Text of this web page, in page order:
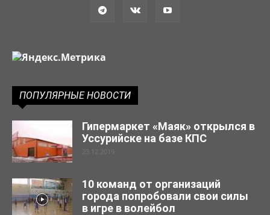
ПОПУЛЯРНЫЕ НОВОСТИ
Гипермаркет «Маяк» открылся в
Уссурийске на базе КПС
23.12.2019
10 команд от организаций
города попробовали свои силы
в игре в волейбол